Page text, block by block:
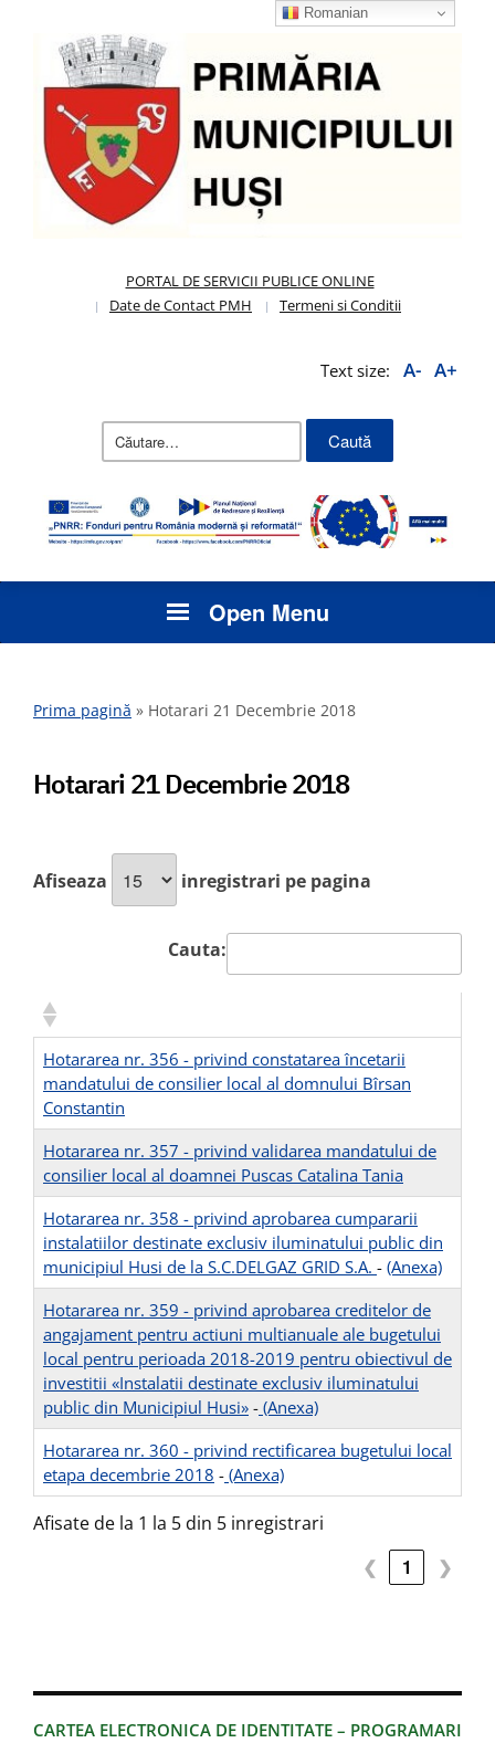
PORTAL DE SERVICII PUBLICE ONLINE
Date de Contact PMH
Termeni si Conditii
Text size: A- A+
Caută
Open Menu
Prima pagină » Hotarari 21 Decembrie 2018
CARTEA ELECTRONICA DE IDENTITATE – PROGRAMARI
Hotarari 21 Decembrie 2018
Afiseaza inregistrari pe pagina
Cauta:
Hotararea nr. 356 - privind constatarea încetarii
mandatului de consilier local al domnului Bîrsan
Constantin
Hotararea nr. 357 - privind validarea mandatului de
consilier local al doamnei Puscas Catalina Tania
Hotararea nr. 358 - privind aprobarea cumpararii
instalatiilor destinate exclusiv iluminatului public din
municipiul Husi de la S.C.DELGAZ GRID S.A. - (Anexa)
Hotararea nr. 359 - privind aprobarea creditelor de
angajament pentru actiuni multianuale ale bugetului
local pentru perioada 2018-2019 pentru obiectivul de
investitii «Instalatii destinate exclusiv iluminatului
public din Municipiul Husi» - (Anexa)
Hotararea nr. 360 - privind rectificarea bugetului local
etapa decembrie 2018 - (Anexa)
Afisate de la 1 la 5 din 5 inregistrari
❮ 1 ❯
Romanian